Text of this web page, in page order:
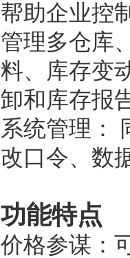
帮助企业控
管理多仓库
料、库存变
卸和库存报
系统管理：
改口令、数
功能特点
价格参谋：